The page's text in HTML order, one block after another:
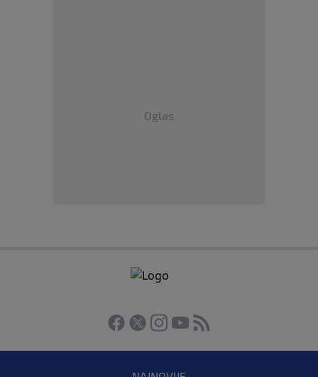
Oglas